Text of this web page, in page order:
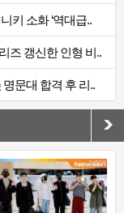
키 소화 ‘역대급..
즈 갱신한 인형 비..
문대 합격 후 리..